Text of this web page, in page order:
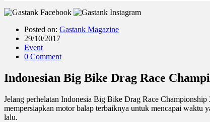
Posted on: Gastank Magazine
29/10/2017
Event
0 Comment
Indonesian Big Bike Drag Race
Jelang perhelatan Indonesia Big Bike Drag Race
mempersiapkan motor balap terbaiknya untuk mencapai waktu
lalu.